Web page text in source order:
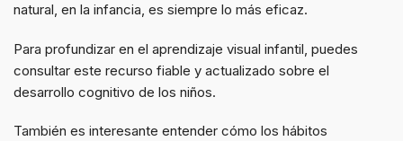
natural, en la infancia, es siempre lo más eficaz.
Para profundizar en el aprendizaje visual infantil, puedes
consultar este recurso fiable y actualizado sobre el
desarrollo cognitivo de los niños.
También es interesante entender cómo los hábitos